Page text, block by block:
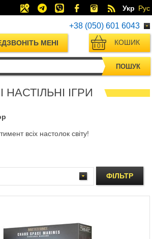
Укр Рус
+38 (050) 601 6043
МЕНІ КОШИК
0
ПОШУК
НАСТІЛЬНІ ІГРИ
всіх настолок світу!
ФІЛЬТР